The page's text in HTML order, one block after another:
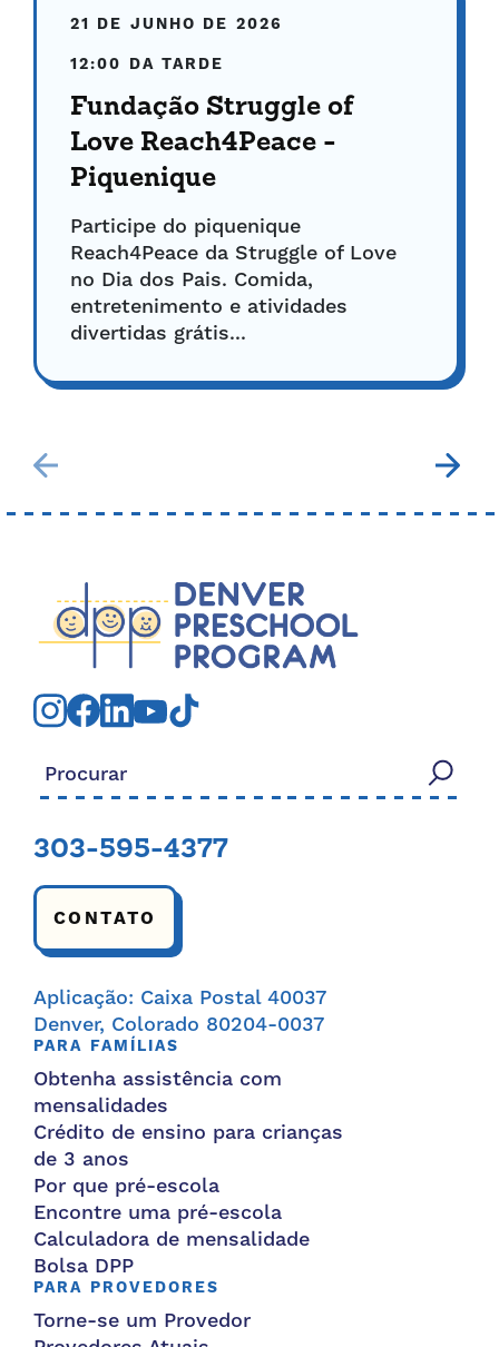
21 DE JUNHO DE 2026
12:00 DA TARDE
Fundação Struggle of
Love Reach4Peace -
Piquenique
Participe do piquenique
Reach4Peace da Struggle of Love
no Dia dos Pais. Comida,
entretenimento e atividades
divertidas grátis...
Procurar:
303-595-4377
CONTATO
Aplicação: Caixa Postal 40037
Denver, Colorado 80204-0037
PARA FAMÍLIAS
Obtenha assistência com
mensalidades
Crédito de ensino para crianças
de 3 anos
Por que pré-escola
Encontre uma pré-escola
Calculadora de mensalidade
Bolsa DPP
PARA PROVEDORES
Torne-se um Provedor